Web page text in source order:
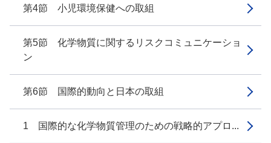
第4節 小児環境保健への取組
第5節 化学物質に関するリスクコミュニケーショ
ン
第6節 国際的動向と日本の取組
1 国際的な化学物質管理のための戦略的アプロ...